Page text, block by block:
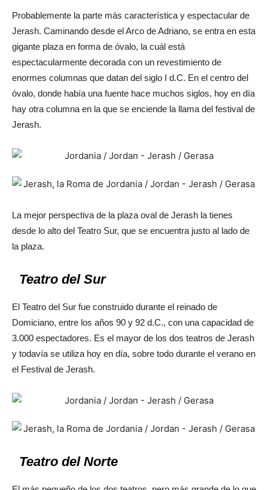
Probablemente la parte más característica y espectacular de
Jerash. Caminando desde el Arco de Adriano, se entra en esta
gigante plaza en forma de óvalo, la cuál está
espectacularmente decorada con un revestimiento de
enormes columnas que datan del siglo I d.C. En el centro del
óvalo, donde había una fuente hace muchos siglos, hoy en día
hay otra columna en la que se enciende la llama del festival de
Jerash.
La mejor perspectiva de la plaza oval de Jerash la tienes
desde lo alto del Teatro Sur, que se encuentra justo al lado de
la plaza.
Teatro del Sur
El Teatro del Sur fue construido durante el reinado de
Domiciano, entre los años 90 y 92 d.C., con una capacidad de
3.000 espectadores. Es el mayor de los dos teatros de Jerash
y todavía se utiliza hoy en día, sobre todo durante el verano en
el Festival de Jerash.
Teatro del Norte